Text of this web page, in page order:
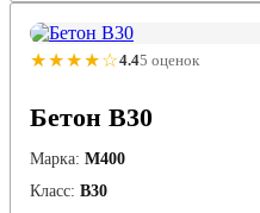
★★★★☆4.45 оценок
Бетон B30
Марка: М400
Класс: В30